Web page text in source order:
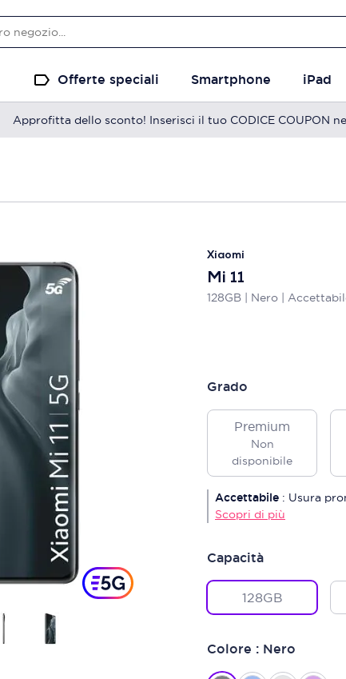
Offerte speciali Smartphone iPad
Approfitta dello sconto! Inserisci il tuo CODICE COUPON
Xiaomi
Mi 11
128GB | Nero |
Grado
Premium
Non
disponibile
Accettabile : Usura
Scopri di più
Capacità
128GB
Colore : Nero